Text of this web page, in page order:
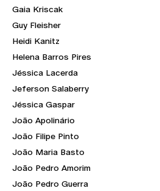
Gaia Kriscak
Guy Fleisher
Heidi Kanitz
Helena Barros Pires
Jéssica Lacerda
Jeferson Salaberry
Jéssica Gaspar
João Apolinário
João Filipe Pinto
João Maria Basto
João Pedro Amorim
João Pedro Guerra